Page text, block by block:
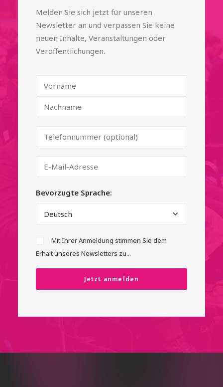
Melden Sie sich jetzt für unseren
Newsletter an und verpassen Sie keine
neuen Inhalte, Veranstaltungen oder
Veröffentlichungen.
Bevorzugte Sprache:
Mit Ihrer Anmeldung stimmen Sie dem
Erhalt unseres Newsletters zu...